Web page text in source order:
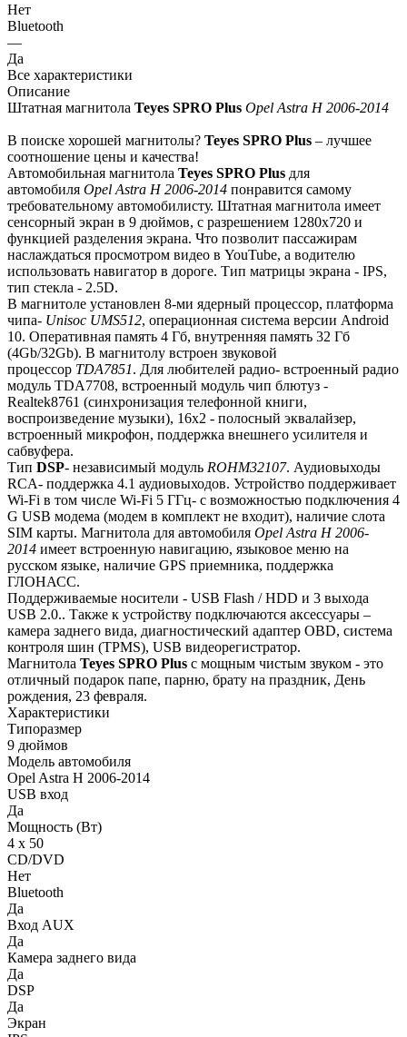
Нет
Bluetooth
—
Да
Все характеристики
Описание
Штатная магнитола Teyes SPRO Plus Opel Astra H 2006-2014
В поиске хорошей магнитолы? Teyes SPRO Plus – лучшее
соотношение цены и качества!
Автомобильная магнитола Teyes SPRO Plus для
автомобиля Opel Astra H 2006-2014 понравится самому
требовательному автомобилисту. Штатная магнитола имеет
сенсорный экран в 9 дюймов, с разрешением 1280х720 и
функцией разделения экрана. Что позволит пассажирам
наслаждаться просмотром видео в YouTube, а водителю
использовать навигатор в дороге. Тип матрицы экрана - IPS,
тип стекла - 2.5D.
В магнитоле установлен 8-ми ядерный процессор, платформа
чипа- Unisoc UMS512, операционная система версии Android
10. Оперативная память 4 Гб, внутренняя память 32 Гб
(4Gb/32Gb). В магнитолу встроен звуковой
процессор TDA7851. Для любителей радио- встроенный радио
модуль TDA7708, встроенный модуль чип блютуз -
Realtek8761 (синхронизация телефонной книги,
воспроизведение музыки), 16х2 - полосный эквалайзер,
встроенный микрофон, поддержка внешнего усилителя и
сабвуфера.
Тип DSP- независимый модуль ROHM32107. Аудиовыходы
RCA- поддержка 4.1 аудиовыходов. Устройство поддерживает
Wi-Fi в том числе Wi-Fi 5 ГГц- с возможностью подключения 4
G USB модема (модем в комплект не входит), наличие слота
SIM карты. Магнитола для автомобиля Opel Astra H 2006-
2014 имеет встроенную навигацию, языковое меню на
русском языке, наличие GPS приемника, поддержка
ГЛОНАСС.
Поддерживаемые носители - USB Flash / HDD и 3 выхода
USB 2.0.. Также к устройству подключаются аксессуары –
камера заднего вида, диагностический адаптер OBD, система
контроля шин (TPMS), USB видеорегистратор.
Магнитола Teyes SPRO Plus с мощным чистым звуком - это
отличный подарок папе, парню, брату на праздник, День
рождения, 23 февраля.
Характеристики
Типоразмер
9 дюймов
Модель автомобиля
Opel Astra H 2006-2014
USB вход
Да
Мощность (Вт)
4 х 50
CD/DVD
Нет
Bluetooth
Да
Вход AUX
Да
Камера заднего вида
Да
DSP
Да
Экран